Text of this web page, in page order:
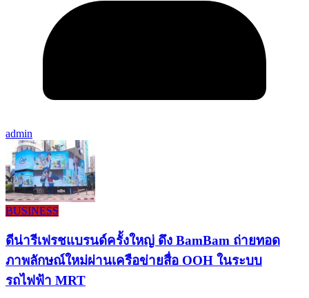
admin
BUSINESS
ดีน่ารีเฟรชแบรนด์ครั้งใหญ่ ดึง BamBam ถ่ายทอด
ภาพลักษณ์ใหม่ผ่านเครือข่ายสื่อ OOH ในระบบ
รถไฟฟ้า MRT